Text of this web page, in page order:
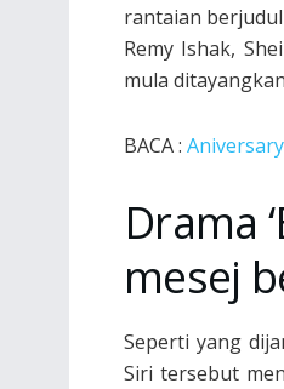
rantaian berjudul
Remy Ishak,
mula
BACA :
Drama
mesej
Seperti yang
Siri tersebut